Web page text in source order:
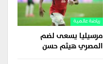
رياضة عالمية
مرسيليا يسعى لضم
المصري هيثم حسن